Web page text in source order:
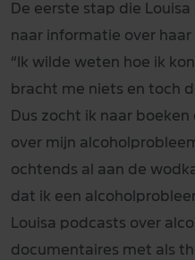
De eerste stap die
naar informatie over
“Ik wilde weten hoe ik
bracht me niets en toch
Dus zocht ik naar
over mijn
ochtends al aan de
dat ik een
Louisa podcasts over
documentaires met als